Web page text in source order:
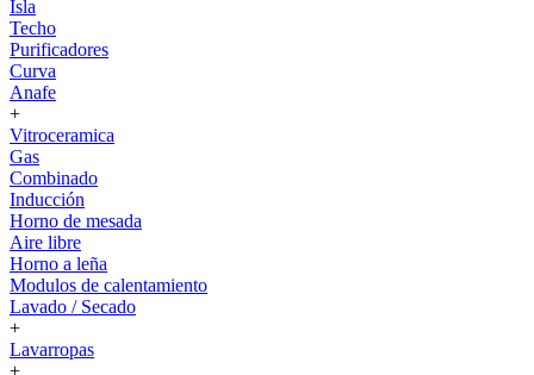
Isla
Techo
Purificadores
Curva
Anafe
+
Vitroceramica
Gas
Combinado
Inducción
Horno de mesada
Aire libre
Horno a leña
Modulos de calentamiento
Lavado / Secado
+
Lavarropas
+